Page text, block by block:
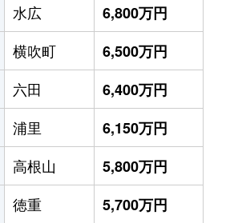
水広
6,800万円
横吹町
6,500万円
六田
6,400万円
浦里
6,150万円
高根山
5,800万円
徳重 5,700万円